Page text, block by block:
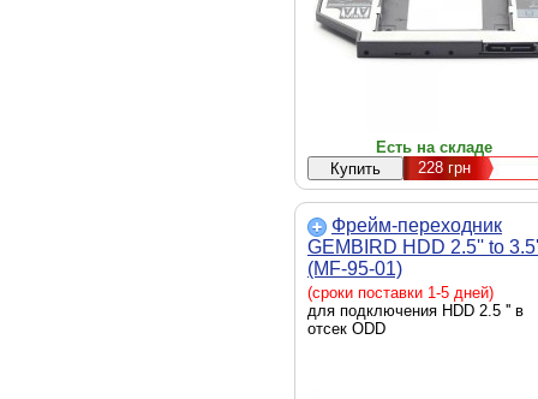
Есть на складе
228грн
Фрейм-переходник
GEMBIRD HDD 2.5'' to
(MF-95-01)
(сроки поставки 1-5 дней)
для подключения HDD 2.5 '' в
отсек ODD